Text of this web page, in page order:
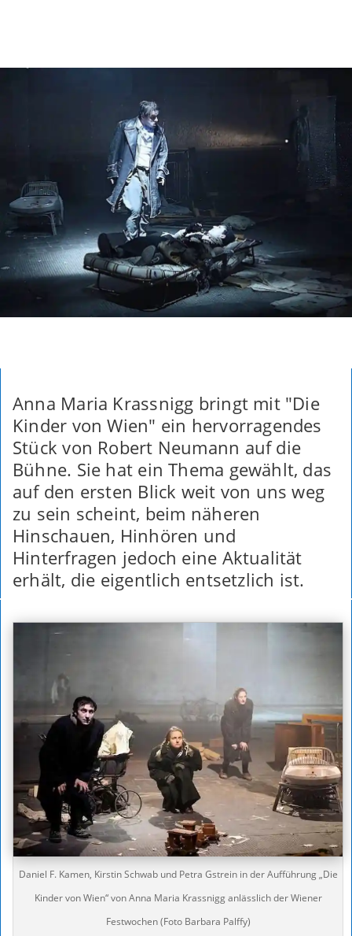
Anna Maria Krassnigg bringt mit "Die
Kinder von Wien" ein hervorragendes
Stück von Robert Neumann auf die
Bühne. Sie hat ein Thema gewählt, das
auf den ersten Blick weit von uns weg
zu sein scheint, beim näheren
Hinschauen, Hinhören und
Hinterfragen jedoch eine Aktualität
erhält, die eigentlich entsetzlich ist.
Daniel F. Kamen, Kirstin Schwab und Petra Gstrein in der Aufführung „Die
Kinder von Wien“ von Anna Maria Krassnigg anlässlich der Wiener
Festwochen (Foto Barbara Palffy)